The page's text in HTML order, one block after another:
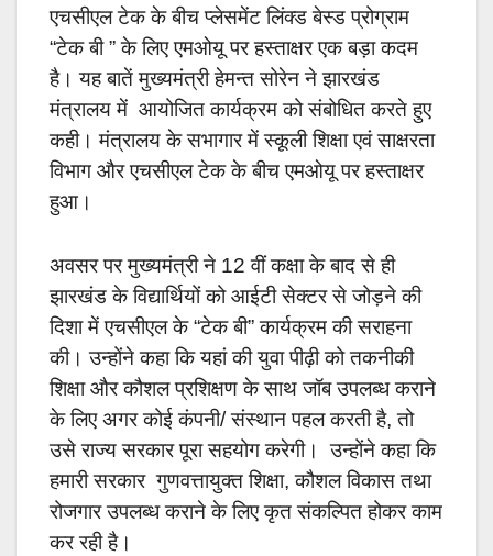
एचसीएल टेक के बीच प्लेसमेंट लिंक्ड बेस्ड प्रोग्राम
“टेक बी ” के लिए एमओयू पर हस्ताक्षर एक बड़ा कदम
है। यह बातें मुख्यमंत्री हेमन्त सोरेन ने झारखंड
मंत्रालय में आयोजित कार्यक्रम को संबोधित करते हुए
कही। मंत्रालय के सभागार में स्कूली शिक्षा एवं साक्षरता
विभाग और एचसीएल टेक के बीच एमओयू पर हस्ताक्षर
हुआ।
अवसर पर मुख्यमंत्री ने 12 वीं कक्षा के बाद से ही
झारखंड के विद्यार्थियों को आईटी सेक्टर से जोड़ने की
दिशा में एचसीएल के “टेक बी” कार्यक्रम की सराहना
की। उन्होंने कहा कि यहां की युवा पीढ़ी को तकनीकी
शिक्षा और कौशल प्रशिक्षण के साथ जॉब उपलब्ध कराने
के लिए अगर कोई कंपनी/ संस्थान पहल करती है, तो
उसे राज्य सरकार पूरा सहयोग करेगी। उन्होंने कहा कि
हमारी सरकार गुणवत्तायुक्त शिक्षा, कौशल विकास तथा
रोजगार उपलब्ध कराने के लिए कृत संकल्पित होकर काम
कर रही है।